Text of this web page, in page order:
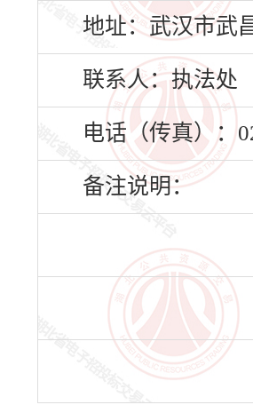
地址：武汉市武
联系人：执法处
电话（传真）：
备注说明：